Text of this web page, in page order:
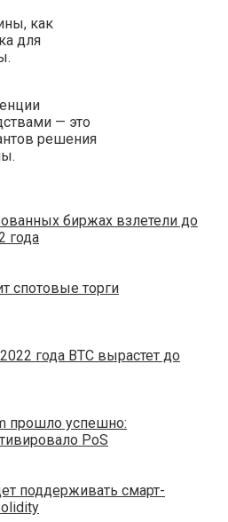
как
для
— это
решения
биржах взлетели до
года
спотовые торги
года BTC вырастет до
прошло успешно:
PoS
поддерживать смарт-